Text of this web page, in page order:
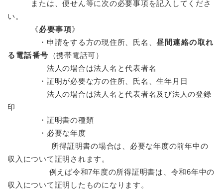
または、便せん等に次の必要事項を記入してくださ
い。
《必要事項》​
・申請をする方の現住所、氏名、昼間連絡の取れ
る電話番号 （携帯電話可）
法人の場合は法人名と代表者名
・証明が必要な方の住所、氏名、生年月日
法人の場合は法人名と代表者名及び法人の登録
印
・証明書の種類
・必要な年度
所得証明書の場合は、必要な年度の前年中の
収入について証明されます。
例えば令和7年度の所得証明書は、令和6年中の
収入について証明したものになります。